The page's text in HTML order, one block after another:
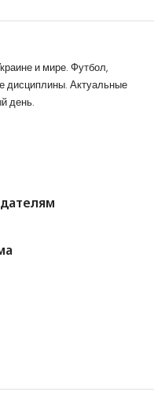
и мире. Футбол,
дисциплины. Актуальные
день.